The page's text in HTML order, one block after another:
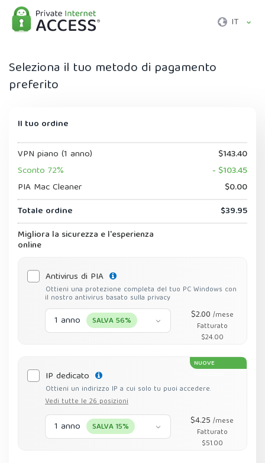
IT
Seleziona il tuo metodo di pagamento
preferito
Il tuo ordine
VPN piano (1 anno)
$143.40
Sconto 72%
- $103.45
PIA Mac Cleaner
$0.00
Totale ordine
$39.95
Migliora la sicurezza e l'esperienza
online
Antivirus di PIA
Ottieni una protezione completa del tuo PC Windows con
il nostro antivirus basato sulla privacy
1 anno SALVA 56% $2.00 /mese
Fatturato
$24.00
NUOVE
IP dedicato
Ottieni un indirizzo IP a cui solo tu puoi accedere.
Vedi tutte le 26 posizioni
1 anno SALVA 15% $4.25/mese
Fatturato
$51.00